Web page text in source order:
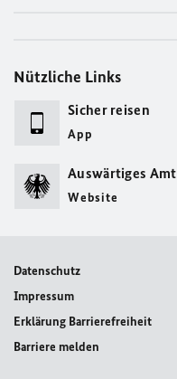
Nützliche Links
Sicher reisen
App
Auswärtiges Amt
Website
Datenschutz
Impressum
Erklärung Barrierefreiheit
Barriere melden